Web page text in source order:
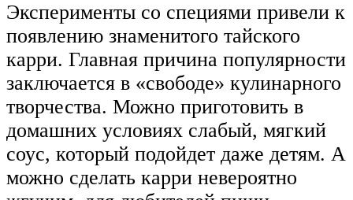
Эксперименты со специями привели к
появлению знаменитого тайского
карри. Главная причина популярности
заключается в «свободе» кулинарного
творчества. Можно приготовить в
домашних условиях слабый, мягкий
соус, который подойдет даже детям. А
можно сделать карри невероятно